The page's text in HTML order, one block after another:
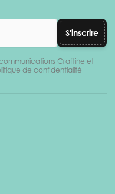
S'inscrire
Craftine et
de confidentialité